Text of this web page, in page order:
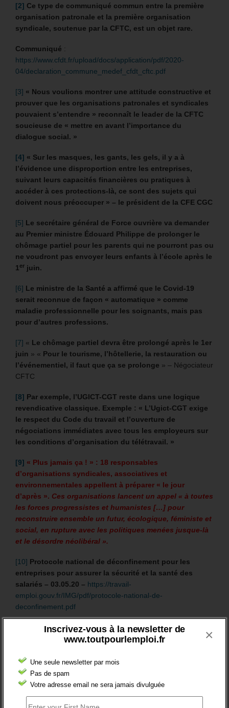
Inscrivez-vous à la newsletter de
www.toutpourlemploi.fr
Une seule newsletter par mois
Pas de spam
Votre adresse email ne sera jamais divulguée
×
[2] Ce type de communiqué commun entre la première
organisation patronale et la première organisation
syndicale, soutenue par la CFTC, est un objet rare.
Communiqué :
https://www.cfdt.fr/upload/docs/application/pdf/2020-
04/declaration_commune_medef_cfdt_cftc.pdf
[3] « Nous voulions montrer une attitude constructive et
prouver que les organisations patronales et syndicales
pouvaient s’entendre » reconnaît le leader de la CFTC
soucieuse de « mettre en avant l’importance du
dialogue social. »
[4] « Sur les masques, les gants, les gels, il y a à
l’évidence une disproportion entre les entreprises,
suivant leurs capacités financières ou pratiques à
accéder à ces protections-là, ce sont des sujets qui
doivent nous préoccuper » – le président de la CFE CGC
[5] Le secrétaire général de Force ouvrière va demander
au Premier ministre Édouard Philippe de prolonger le
chômage partiel pour les parents qui ne pourront pas ou
ne voudront pas envoyer leurs enfants à l’école après le
1er juin.
[6] Le ministre de la Santé a affirmé que le Covid-19
serait reconnue de façon « automatique » comme
maladie professionnelle pour les soignants, mais pas
pour d’autres professions.
[7] « Le chômage partiel devra être prolongé après le 1er
juin » « Pour le tourisme, l’hôtellerie, la restauration ou
l’événementiel, il faut que ça se prolonge » – Négociateur
CFTC
[8] Par exemple, l’UGICT-CGT reste dans une logique
revendicative classique. Exemple : « L’Ugict-CGT exige
le respect du Code du travail et l’ouverture de
négociations immédiates avec tous les employeurs sur
les conditions d’organisation du télétravail. »
[9] « Plus jamais ça ! » : 18 responsables
d’organisations syndicales, associatives et
environnementales appellent à préparer « le jour
d’après ». Ces organisations lancent un appel « à toutes
les forces progressistes et humanistes […] pour
reconstruire ensemble un futur, écologique, féministe et
social, en rupture avec les politiques menées jusque-là
et le désordre néolibéral ».
[10] Protocole national de déconfinement pour les
entreprises pour assurer la sécurité et la santé des
salariés – 03.05.20 – https://travail-
emploi.gouv.fr/IMG/pdf/protocole-national-de-
deconfinement.pdf
Partagez cette histoire
Derniers articles